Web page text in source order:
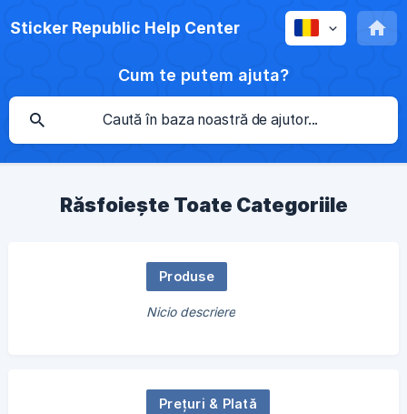
Sticker Republic Help Center
Cum te putem ajuta?
Răsfoiește Toate Categoriile
Produse
Nicio descriere
Prețuri & Plată